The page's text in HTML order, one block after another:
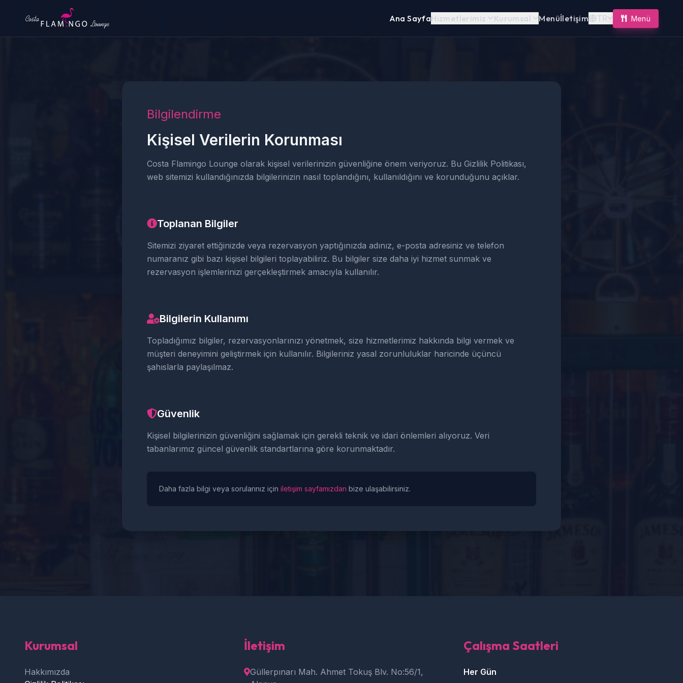
Ana SayfaHizmetlerimiz Kurumsal Menüİletişim TR Menü
Bilgilendirme
Kişisel Verilerin Korunması
Costa Flamingo Lounge olarak kişisel verilerinizin güvenliğine önem veriyoruz. Bu Gizlilik Politikası,
web sitemizi kullandığınızda bilgilerinizin nasıl toplandığını, kullanıldığını ve korunduğunu açıklar.
Toplanan Bilgiler
Sitemizi ziyaret ettiğinizde veya rezervasyon yaptığınızda adınız, e-posta adresiniz ve telefon
numaranız gibi bazı kişisel bilgileri toplayabiliriz. Bu bilgiler size daha iyi hizmet sunmak ve
rezervasyon işlemlerinizi gerçekleştirmek amacıyla kullanılır.
Bilgilerin Kullanımı
Topladığımız bilgiler, rezervasyonlarınızı yönetmek, size hizmetlerimiz hakkında bilgi vermek ve
müşteri deneyimini geliştirmek için kullanılır. Bilgileriniz yasal zorunluluklar haricinde üçüncü
şahıslarla paylaşılmaz.
Güvenlik
Kişisel bilgilerinizin güvenliğini sağlamak için gerekli teknik ve idari önlemleri alıyoruz. Veri
tabanlarımız güncel güvenlik standartlarına göre korunmaktadır.
Daha fazla bilgi veya sorularınız için iletişim sayfamızdan bize ulaşabilirsiniz.
Kurumsal
Hakkımızda
İletişim
Güllerpınarı Mah. Ahmet Tokuş Blv. No:56/1,
Çalışma Saatleri
Her Gün